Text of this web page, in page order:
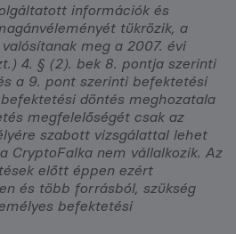
információk és
tükrözik, a
meg a 2007. évi
4. § (2). bek 8. pontja szerinti
a 9. pont szerinti befektetési
döntés meghozatala
megfelelőségét csak az
szabott vizsgálattal lehet
CryptoFalka nem vállalkozik. Az
előtt éppen ezért
és több forrásból, szükség
befektetési